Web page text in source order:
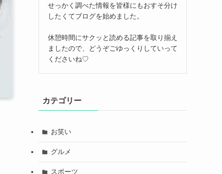
せっかく調べた情報を皆様にもおすそ分け
したくてブログを始めました。
休憩時間にサクッと読める記事を取り揃え
ましたので、どうぞごゆっくりしていって
くださいね♡
カテゴリー
お笑い
グルメ
スポーツ